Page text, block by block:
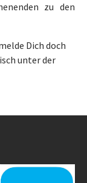
zu den
Dich doch
unter der